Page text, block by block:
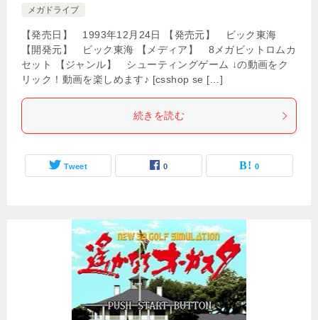
メガドライブ
【発売日】 1993年12月24日 【発売元】 ビック東海
【開発元】 ビック東海 【メディア】 8メガビットロムカ
セット 【ジャンル】 シューティングゲーム ↓の動画をク
リック！動画を楽しめます♪ [csshop se […]
続きを読む
Tweet 0 0